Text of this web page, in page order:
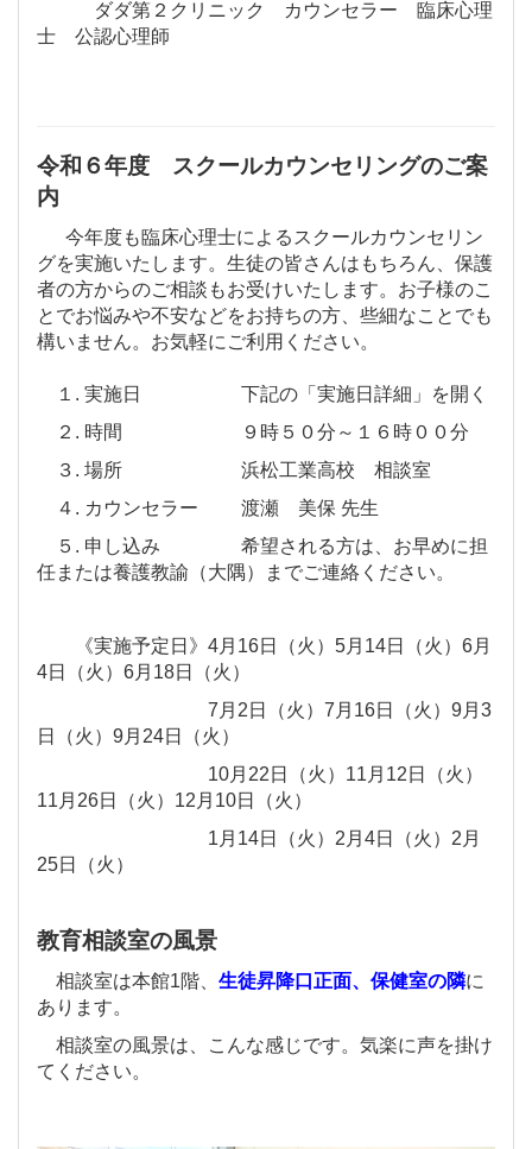
ダダ第２クリニック カウンセラー 臨床心理
士 公認心理師
令和６年度 スクールカウンセリングのご案
内
今年度も臨床心理士によるスクールカウンセリン
グを実施いたします。生徒の皆さんはもちろん、保護
者の方からのご相談もお受けいたします。お子様のこ
とでお悩みや不安などをお持ちの方、些細なことでも
構いません。お気軽にご利用ください。
１. 実施日 下記の「実施日詳細」を開く
２. 時間 ９時５０分～１６時００分
３. 場所 浜松工業高校 相談室
４. カウンセラー 渡瀬 美保 先生
５. 申し込み 希望される方は、お早めに担
任または養護教諭（大隅）までご連絡ください。
《実施予定日》 4月16日（火）5月14日（火）6月
4日（火）6月18日（火）
7月2日（火） 7月16日（火）9月3
日（火）9月24日（火）
10月22日（火） 11月12日（火）
11月26日（火） 12月10日（火）
1月14日（火） 2月4日（火）2月
25日（火）
教育相談室の風景
相談室は本館1階、 生徒昇降口正面、保健室の隣に
あります。
相談室の風景は、こんな感じです。気楽に声を掛け
てください。